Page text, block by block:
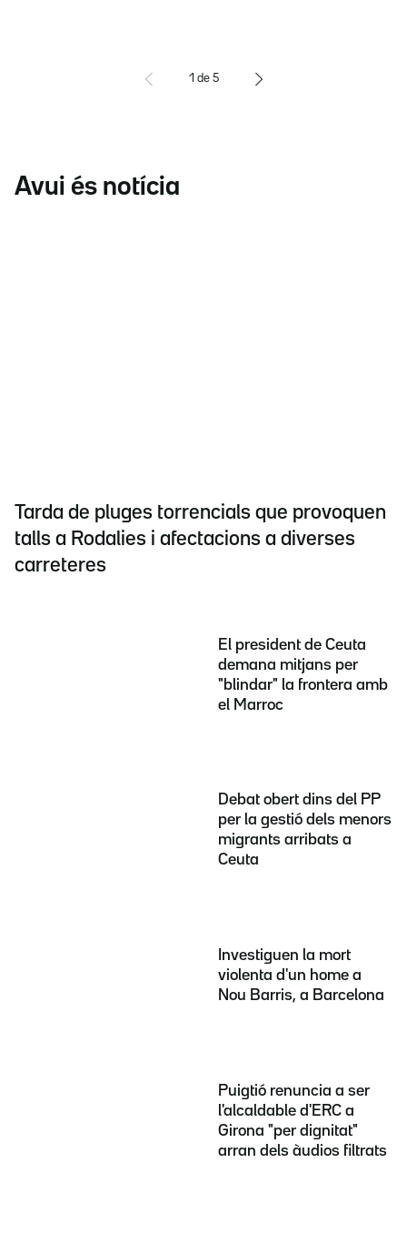
1 de 5
Avui és notícia
Tarda de pluges torrencials que provoquen
talls a Rodalies i afectacions a diverses
carreteres
El president de Ceuta
demana mitjans per
"blindar" la frontera amb
el Marroc
Debat obert dins del PP
per la gestió dels menors
migrants arribats a
Ceuta
Investiguen la mort
violenta d'un home a
Nou Barris, a Barcelona
Puigtió renuncia a ser
l'alcaldable d'ERC a
Girona "per dignitat"
arran dels àudios filtrats